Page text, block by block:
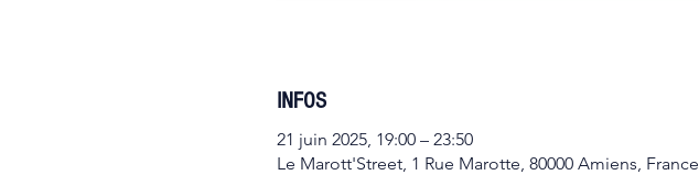
INFOS
21 juin 2025, 19:00 – 23:50
Le Marott'Street, 1 Rue Marotte, 80000 Amiens, France